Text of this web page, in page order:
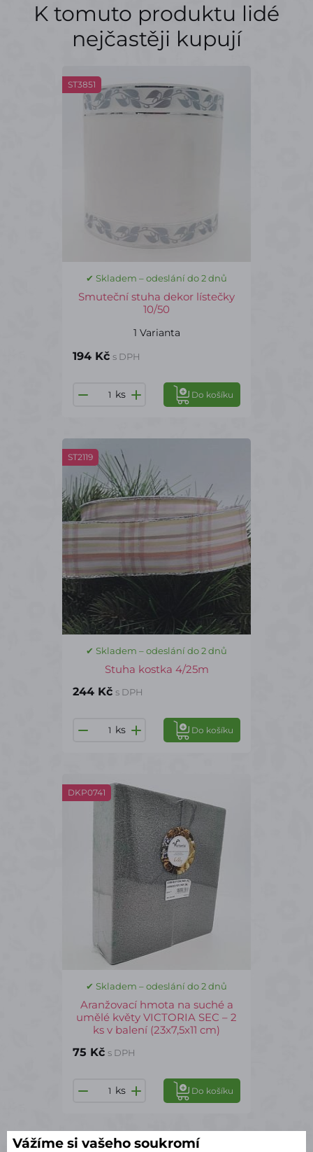
K tomuto produktu lidé
nejčastěji kupují
ST3851
✔ Skladem – odeslání do 2 dnů
Smuteční stuha dekor lístečky
10/50
1 Varianta
194 Kč s DPH
ks Do košíku
ST2119
✔ Skladem – odeslání do 2 dnů
Stuha kostka 4/25m
244 Kč s DPH
ks Do košíku
DKP0741
✔ Skladem – odeslání do 2 dnů
Aranžovací hmota na suché a
umělé květy VICTORIA SEC – 2
ks v balení (23x7,5x11 cm)
75 Kč s DPH
ks Do košíku
Vážíme si vašeho soukromí